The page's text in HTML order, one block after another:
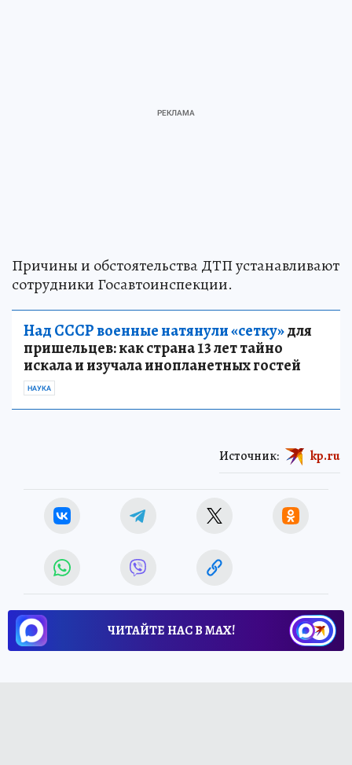
Причины и обстоятельства ДТП устанавливают
сотрудники Госавтоинспекции.
Над СССР военные натянули «сетку»для
пришельцев: как страна 13 лет тайно
искала и изучала инопланетных гостей
НАУКА
Источник: kp.ru
ЧИТАЙТЕ НАС В МАХ!